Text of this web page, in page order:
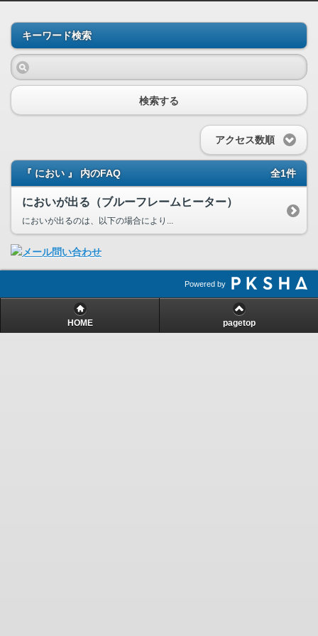
キーワード検索
検索する
アクセス数順
『 におい 』 内のFAQ 全1件
においが出る（ブルーフレームヒーター）
においが出るのは、以下の場合により...
Powered by
HOME pagetop